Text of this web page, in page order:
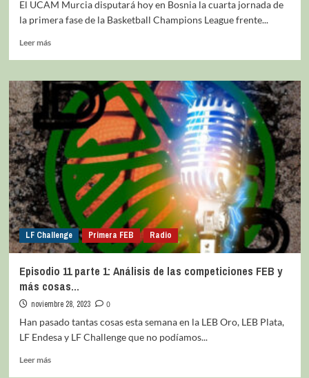
El UCAM Murcia disputará hoy en Bosnia la cuarta jornada de
la primera fase de la Basketball Champions League frente...
Leer más
LF Challenge Primera FEB Radio
Episodio 11 parte 1: Análisis de las competiciones FEB y
más cosas…
noviembre 28, 2023
0
Han pasado tantas cosas esta semana en la LEB Oro, LEB Plata,
LF Endesa y LF Challenge que no podíamos...
Leer más